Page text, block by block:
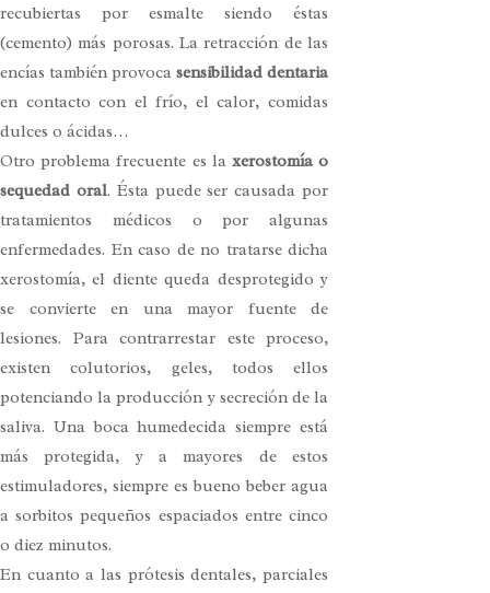
recubiertas por esmalte siendo éstas
(cemento) más porosas. La retracción de las
encías también provoca sensibilidad dentaria
en contacto con el frío, el calor, comidas
dulces o ácidas…
Otro problema frecuente es la xerostomía o
sequedad oral. Ésta puede ser causada por
tratamientos médicos o por algunas
enfermedades. En caso de no tratarse dicha
xerostomía, el diente queda desprotegido y
se convierte en una mayor fuente de
lesiones. Para contrarrestar este proceso,
existen colutorios, geles, todos ellos
potenciando la producción y secreción de la
saliva. Una boca humedecida siempre está
más protegida, y a mayores de estos
estimuladores, siempre es bueno beber agua
a sorbitos pequeños espaciados entre cinco
o diez minutos.
En cuanto a las prótesis dentales, parciales